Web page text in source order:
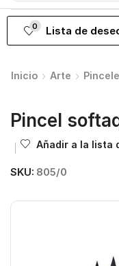
0 Lista de
Inicio Arte
Pincel
Añadir a la lista
SKU: 805/0